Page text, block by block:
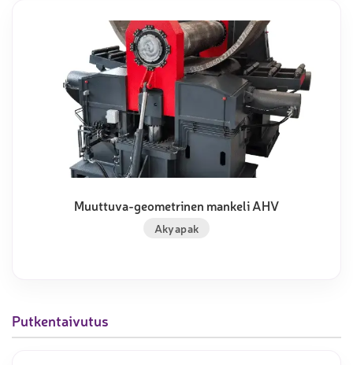
Muuttuva-geometrinen mankeli AHV
Akyapak
Putkentaivutus